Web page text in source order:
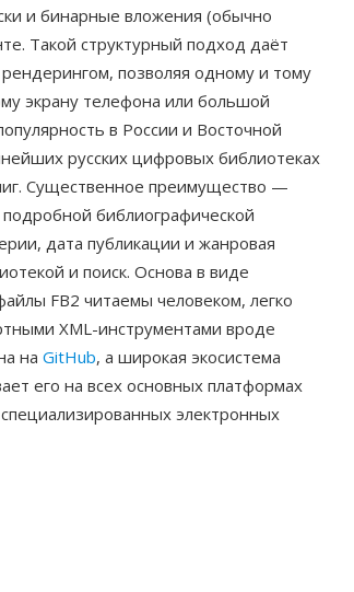
и бинарные вложения (обычно
Такой структурный подход даёт
позволяя одному и тому
экрану телефона или большой
в России и Восточной
русских цифровых библиотеках
Существенное преимущество —
библиографической
дата публикации и жанровая
и поиск. Основа в виде
FB2 читаемы человеком, легко
XML-инструментами вроде
на GitHub, а широкая экосистема
его на всех основных платформах
электронных